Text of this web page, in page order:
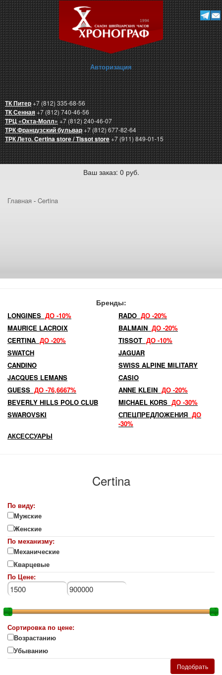
Авторизация
ТК Питер+7 (812) 335-68-56
ТК Сенная+7 (812) 740-46-56
ТРЦ «Охта-Молл»+7 (812) 240-46-07
ТРК Французский бульвар+7 (812) 677-82-64
ТРК Лето. Certina store / Tissot store+7 (911) 849-01-15
Ваш заказ: 0 руб.
Главная - Certina
Бренды:
LONGINES ДО -10% RADO ДО -20%
MAURICE LACROIX
BALMAIN ДО -20%
CERTINA ДО -20% TISSOT ДО -10%
SWATCH
JAGUAR
CANDINO
SWISS ALPINE MILITARY
JACQUES LEMANS
CASIO
GUESS ДО -76,6667% ANNE KLEIN ДО -20%
BEVERLY HILLS POLO CLUB
MICHAEL KORS ДО -30%
SWAROVSKI
СПЕЦПРЕДЛОЖЕНИЯ ДО
-30%
АКСЕССУАРЫ
Certina
По виду:
Мужские
Женские
По механизму:
Механические
Кварцевые
По Цене:
Сортировка по цене:
Возрастанию
Убыванию